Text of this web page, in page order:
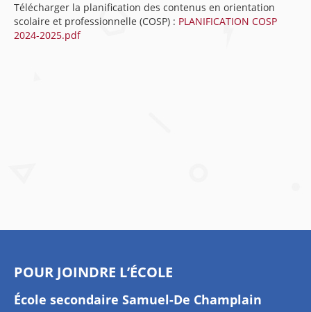
Télécharger la planification des contenus en orientation
scolaire et professionnelle (COSP) : PLANIFICATION COSP
2024-2025.pdf
POUR JOINDRE L’ÉCOLE
École secondaire Samuel-De Champlain